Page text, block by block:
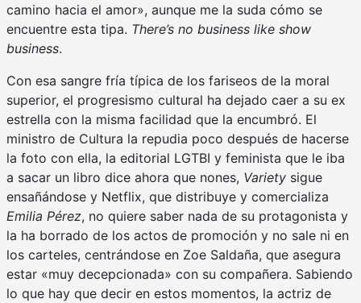
camino hacia el amor», aunque me la suda cómo se
encuentre esta tipa. There’s no business like show
business.
Con esa sangre fría típica de los fariseos de la moral
superior, el progresismo cultural ha dejado caer a su ex
estrella con la misma facilidad que la encumbró. El
ministro de Cultura la repudia poco después de hacerse
la foto con ella, la editorial LGTBI y feminista que le iba
a sacar un libro dice ahora que nones, Variety sigue
ensañándose y Netflix, que distribuye y comercializa
Emilia Pérez, no quiere saber nada de su protagonista y
la ha borrado de los actos de promoción y no sale ni en
los carteles, centrándose en Zoe Saldaña, que asegura
estar «muy decepcionada» con su compañera. Sabiendo
lo que hay que decir en estos momentos, la actriz de